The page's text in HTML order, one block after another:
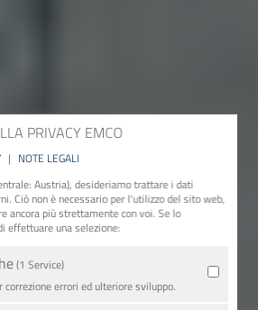
PRIVACY EMCO
| NOTE LEGALI
Austria), desideriamo trattare i dati
Ciò non è necessario per l'utilizzo del sito web,
ancora più strettamente con voi. Se lo
effettuare una selezione:
(1 Service)
correzione errori ed ulteriore sviluppo.